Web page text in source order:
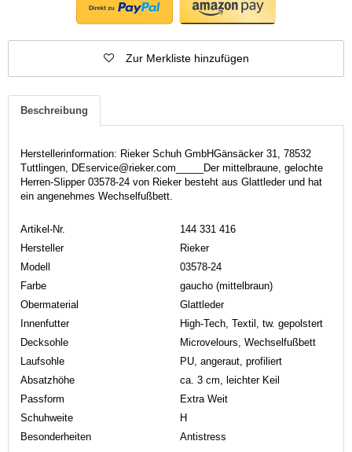
Zur Merkliste hinzufügen
Beschreibung
Herstellerinformation: Rieker Schuh GmbHGänsäcker 31, 78532
Tuttlingen, DEservice@rieker.com_____Der mittelbraune, gelochte
Herren-Slipper 03578-24 von Rieker besteht aus Glattleder und hat
ein angenehmes Wechselfußbett.
Artikel-Nr.
144 331 416
Hersteller
Rieker
Modell
03578-24
Farbe
gaucho (mittelbraun)
Obermaterial
Glattleder
Innenfutter
High-Tech, Textil, tw. gepolstert
Decksohle
Microvelours, Wechselfußbett
Laufsohle
PU, angeraut, profiliert
Absatzhöhe
ca. 3 cm, leichter Keil
Passform
Extra Weit
Schuhweite
H
Besonderheiten
Antistress